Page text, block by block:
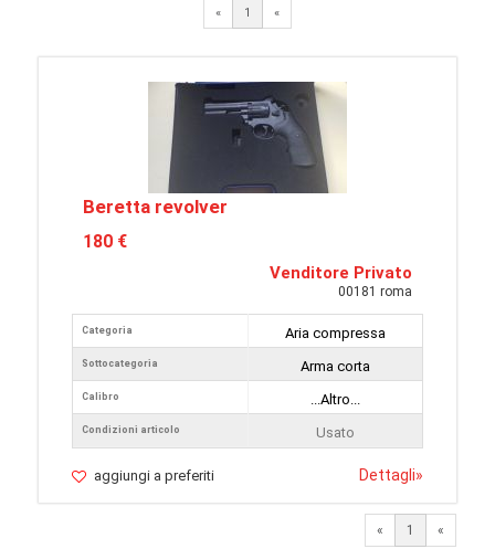
« 1 «
Beretta revolver
180 €
Venditore Privato
00181 roma
Categoria
Sottocategoria
Calibro
Condizioni articolo
Aria compressa
Arma corta
...Altro...
Usato
aggiungi a preferiti Dettagli»
« 1 «